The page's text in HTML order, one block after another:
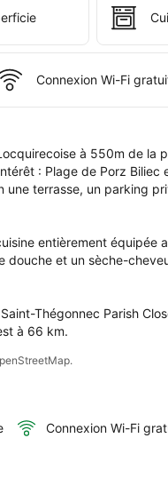
Connexion Wi-Fi
à 550m de la
: Plage de Porz Biliec
une terrasse, un parking
entièrement équipée
douche et un sèche-
Thégonnec Parish
à 66 km.
Connexion Wi-Fi